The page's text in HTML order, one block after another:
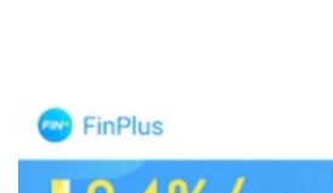
Exchange
Asuransi